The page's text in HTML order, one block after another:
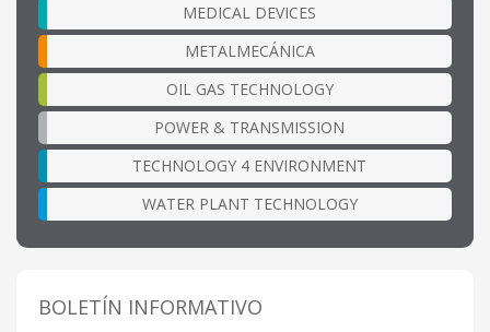
MEDICAL DEVICES
METALMECÁNICA
OIL GAS TECHNOLOGY
POWER & TRANSMISSION
TECHNOLOGY 4 ENVIRONMENT
WATER PLANT TECHNOLOGY
BOLETÍN INFORMATIVO